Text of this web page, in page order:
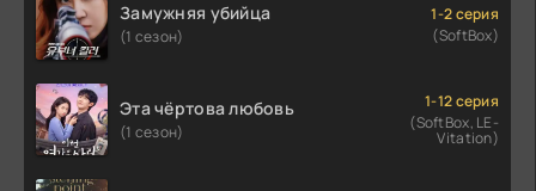
Замужняя убийца
(1 сезон)
1-2 серия
(SoftBox)
Эта чёртова любовь
(1 сезон)
1-12 серия
(SoftBox, LE-
Vitation)